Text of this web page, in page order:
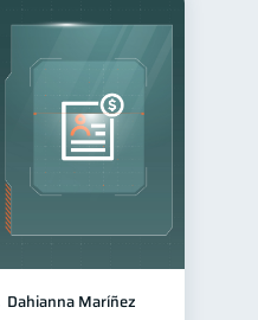
31
30
25
22
22
Dahianna Maríñez